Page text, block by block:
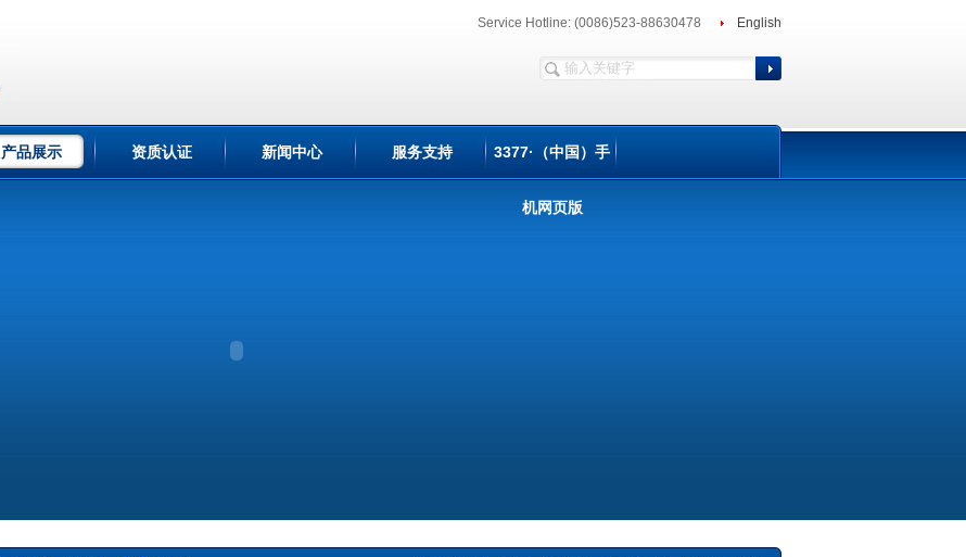
Service Hotline: (0086)523-88630478 English
产品展示 资质认证 新闻中心 服务支持 3377·（中国）手
机网页版